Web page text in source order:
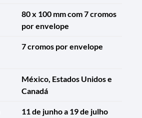
80 x 100 mm com 7 cromos
por envelope
7 cromos por envelope
México, Estados Unidos e
Canadá
11 de junho a 19 de julho